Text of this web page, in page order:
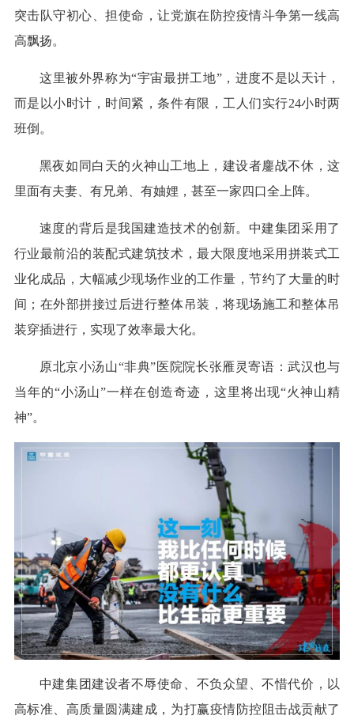
突击队守初心、担使命，让党旗在防控疫情斗争第一线高
高飘扬。
这里被外界称为“宇宙最拼工地”，进度不是以天计，
而是以小时计，时间紧，条件有限，工人们实行24小时两
班倒。
黑夜如同白天的火神山工地上，建设者鏖战不休，这
里面有夫妻、有兄弟、有妯娌，甚至一家四口全上阵。
速度的背后是我国建造技术的创新。中建集团采用了
行业最前沿的装配式建筑技术，最大限度地采用拼装式工
业化成品，大幅减少现场作业的工作量，节约了大量的时
间；在外部拼接过后进行整体吊装，将现场施工和整体吊
装穿插进行，实现了效率最大化。
原北京小汤山“非典”医院院长张雁灵寄语：武汉也与
当年的“小汤山”一样在创造奇迹，这里将出现“火神山精
神”。
中建集团建设者不辱使命、不负众望、不惜代价，以
高标准、高质量圆满建成，为打赢疫情防控阻击战贡献了